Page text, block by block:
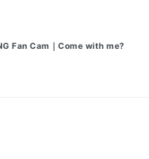
Fan Cam｜Come with me?